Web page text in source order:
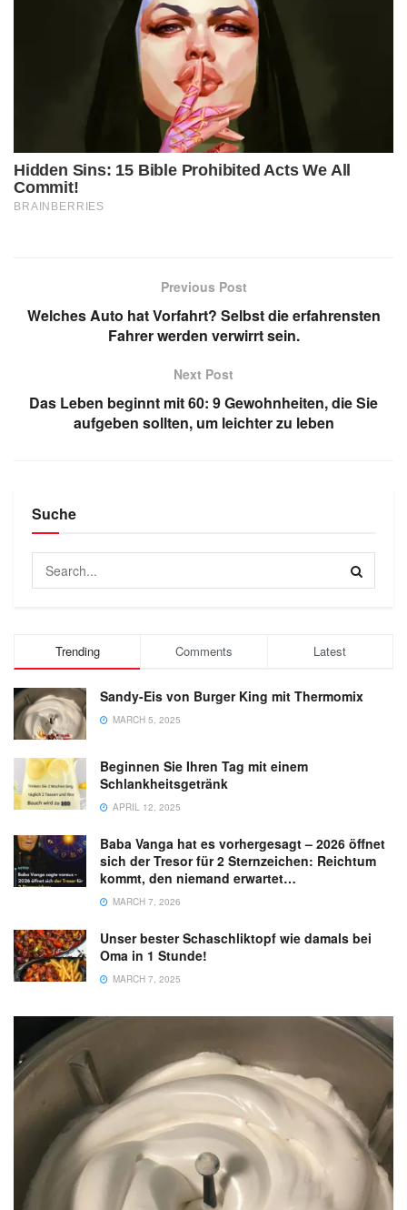
Previous Post
Welches Auto hat Vorfahrt? Selbst die erfahrensten
Fahrer werden verwirrt sein.
Next Post
Das Leben beginnt mit 60: 9 Gewohnheiten, die Sie
aufgeben sollten, um leichter zu leben
Suche
Trending Comments Latest
Sandy-Eis von Burger King mit Thermomix
MARCH 5, 2025
Beginnen Sie Ihren Tag mit einem
Schlankheitsgetränk
APRIL 12, 2025
Baba Vanga hat es vorhergesagt – 2026 öffnet
sich der Tresor für 2 Sternzeichen: Reichtum
kommt, den niemand erwartet…
MARCH 7, 2026
Unser bester Schaschliktopf wie damals bei
Oma in 1 Stunde!
MARCH 7, 2025